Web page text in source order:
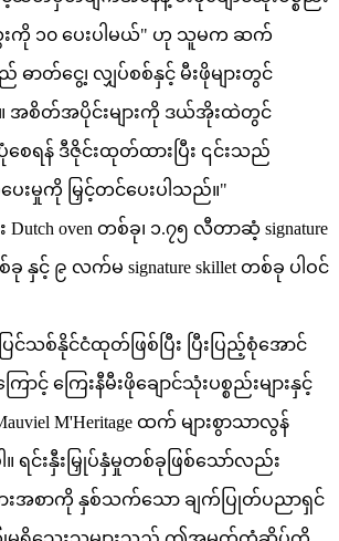
၁၀ ပေးပါမယ်" ဟု သူမက ဆက်
ဓာတ်ငွေ့၊ လျှပ်စစ်နှင့် မီးဖိုများတွင်
အစိတ်အပိုင်းများကို ဒယ်အိုးထဲတွင်
ပုံစေရန် ဒီဇိုင်းထုတ်ထားပြီး ၎င်းသည်
းမှုကို မြှင့်တင်ပေးပါသည်။"
oven တစ်ခု၊ ၁.၇၅ လီတာဆံ့ signature
ခု နှင့် ၉ လက်မ signature skillet တစ်ခု ပါဝင်
ပြင်သစ်နိုင်ငံထုတ်ဖြစ်ပြီး ပြီးပြည့်စုံအောင်
င့် ကြေးနီမီးဖိုချောင်သုံးပစ္စည်းများနှင့်
M'Heritage ထက် များစွာသာလွန်
ါ။ ရင်းနှီးမြှုပ်နှံမှုတစ်ခုဖြစ်သော်လည်း
းအစာကို နှစ်သက်သော ချက်ပြုတ်ပညာရှင်